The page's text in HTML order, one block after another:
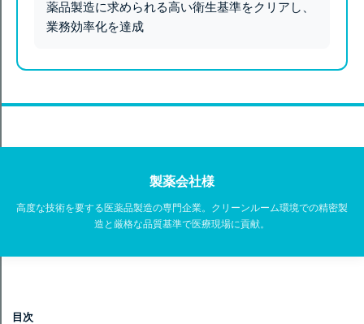
薬品製造に求められる高い衛生基準をクリアし、
業務効率化を達成
製薬会社様
高度な技術を要する医薬品製造の専門企業。クリーンルーム環境での精密製
造と厳格な品質基準で医療現場に貢献。
目次